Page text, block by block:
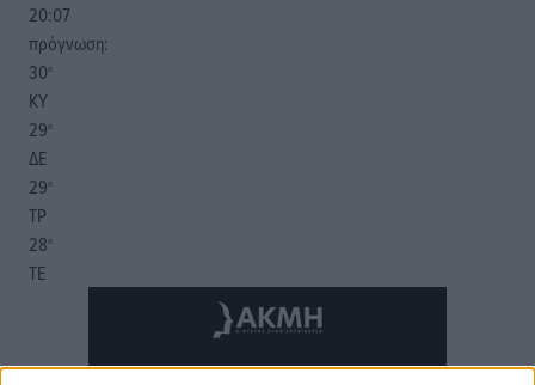
20:07
πρόγνωση:
30°
ΚΥ
29°
ΔΕ
29°
ΤΡ
28°
ΤΕ